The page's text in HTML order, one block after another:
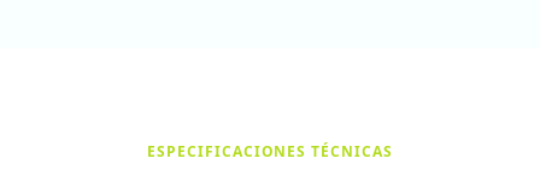
ESPECIFICACIONES TÉCNICAS